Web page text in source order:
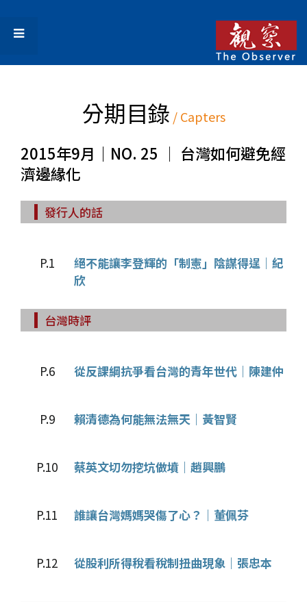
分期目錄 / Capters
2015年9月｜NO. 25 │ 台灣如何避免經
濟邊緣化
發行人的話
P.1
絕不能讓李登輝的「制憲」陰謀得逞｜紀
欣
台灣時評
P.6 從反課綱抗爭看台灣的青年世代｜陳建仲
P.9 賴清德為何能無法無天｜黃智賢
P.10 蔡英文切勿挖坑做墳｜趙興鵬
P.11 誰讓台灣媽媽哭傷了心？｜董佩芬
P.12 從股利所得稅看稅制扭曲現象｜張忠本